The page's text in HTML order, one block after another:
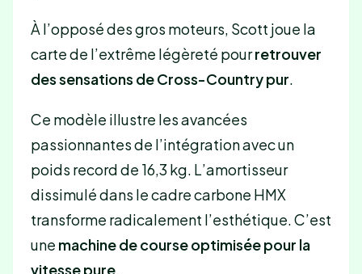
À l’opposé des gros moteurs, Scott joue la
carte de l’extrême légèreté pourretrouver
des sensations de Cross-Country pur.
Ce modèle illustre les avancées
passionnantes de l’intégration avec un
poids record de 16,3 kg. L’amortisseur
dissimulé dans le cadre carbone HMX
transforme radicalement l’esthétique. C’est
une machine de course optimisée pour la
vitesse pure.